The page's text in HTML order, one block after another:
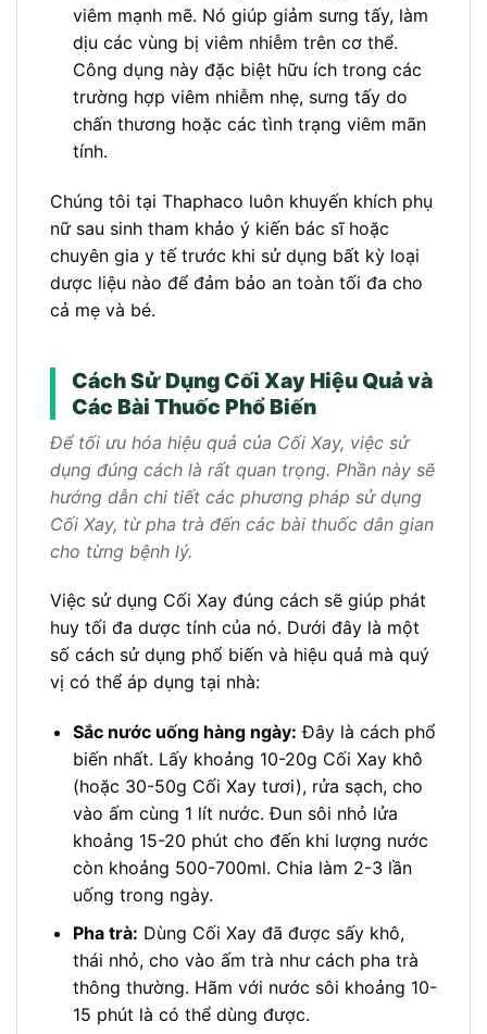
viêm mạnh mẽ. Nó giúp giảm sưng tấy, làm
dịu các vùng bị viêm nhiễm trên cơ thể.
Công dụng này đặc biệt hữu ích trong các
trường hợp viêm nhiễm nhẹ, sưng tấy do
chấn thương hoặc các tình trạng viêm mãn
tính.
Chúng tôi tại Thaphaco luôn khuyến khích phụ
nữ sau sinh tham khảo ý kiến bác sĩ hoặc
chuyên gia y tế trước khi sử dụng bất kỳ loại
dược liệu nào để đảm bảo an toàn tối đa cho
cả mẹ và bé.
Cách Sử Dụng Cối Xay Hiệu Quả và
Các Bài Thuốc Phổ Biến
Để tối ưu hóa hiệu quả của Cối Xay, việc sử
dụng đúng cách là rất quan trọng. Phần này sẽ
hướng dẫn chi tiết các phương pháp sử dụng
Cối Xay, từ pha trà đến các bài thuốc dân gian
cho từng bệnh lý.
Việc sử dụng Cối Xay đúng cách sẽ giúp phát
huy tối đa dược tính của nó. Dưới đây là một
số cách sử dụng phổ biến và hiệu quả mà quý
vị có thể áp dụng tại nhà:
Sắc nước uống hàng ngày: Đây là cách phổ
biến nhất. Lấy khoảng 10-20g Cối Xay khô
(hoặc 30-50g Cối Xay tươi), rửa sạch, cho
vào ấm cùng 1 lít nước. Đun sôi nhỏ lửa
khoảng 15-20 phút cho đến khi lượng nước
còn khoảng 500-700ml. Chia làm 2-3 lần
uống trong ngày.
Pha trà: Dùng Cối Xay đã được sấy khô,
thái nhỏ, cho vào ấm trà như cách pha trà
thông thường. Hãm với nước sôi khoảng 10-
15 phút là có thể dùng được.